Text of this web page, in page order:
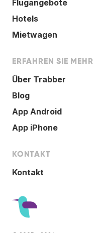
Flugangebote
Hotels
Mietwagen
ERFAHREN SIE MEHR
Über Trabber
Blog
App Android
App iPhone
KONTAKT
Kontakt